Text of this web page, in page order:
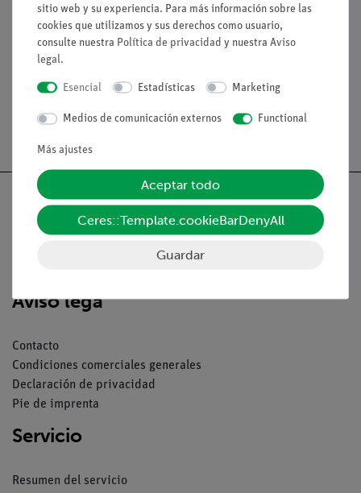
Volumen de suministro
Medios / Descargas
Envío gratuito a partir de 300,- €.
Aviso lega
Contacto
Condiciones comerciales generales
Declaración de privacidad
Pie de imprenta
Servicio
Resumen del servicio
sitio web y su experiencia. Para más información sobre las
cookies que utilizamos y sus derechos como usuario,
consulte nuestra Política de privacidad y nuestra Aviso
legal.
Esencial Estadísticas Marketing
Medios de comunicación externos Functional
Más ajustes
Aceptar todo
Ceres::Template.cookieBarDenyAll
Guardar